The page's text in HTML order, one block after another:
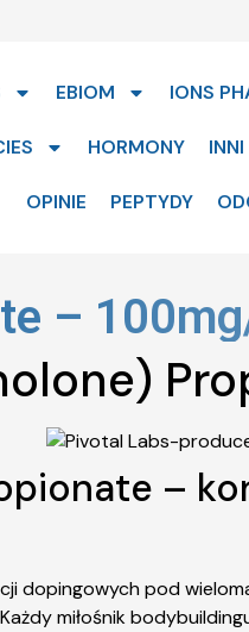
EBIOM IONS
HORMONY
OPINIE PEPTYDY
–
–
dopingowych pod
miłośnik